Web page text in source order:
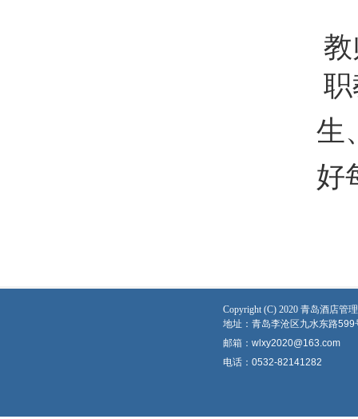
生
好
Copyright (C) 2020 青岛酒店管
地址：青岛李沧区九水东路599
邮箱：wlxy2020@163.com
电话：0532-82141282